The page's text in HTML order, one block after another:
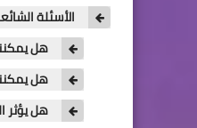
الأسئلة
هل
هل
هل يؤثر